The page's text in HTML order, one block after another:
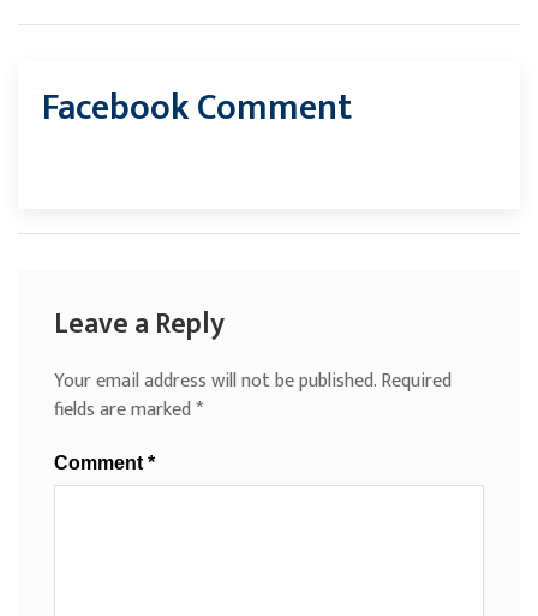
Facebook Comment
Leave a Reply
Your email address will not be published.Required
fields are marked*
Comment*